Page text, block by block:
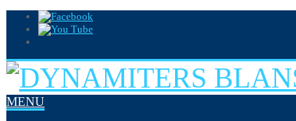
MENU